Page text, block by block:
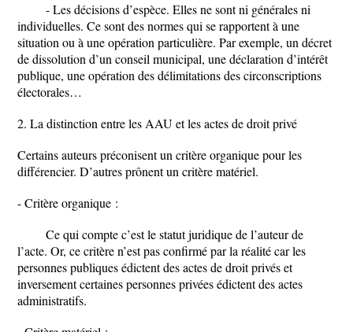
- Les décisions d’espèce. Elles ne sont ni générales ni
individuelles. Ce sont des normes qui se rapportent à une
situation ou à une opération particulière. Par exemple, un décret
de dissolution d’un conseil municipal, une déclaration d’intérêt
publique, une opération des délimitations des circonscriptions
électorales…
2. La distinction entre les AAU et les actes de droit privé
Certains auteurs préconisent un critère organique pour les
différencier. D’autres prônent un critère matériel.
- Critère organique :
Ce qui compte c’est le statut juridique de l’auteur de
l’acte. Or, ce critère n’est pas confirmé par la réalité car les
personnes publiques édictent des actes de droit privés et
inversement certaines personnes privées édictent des actes
administratifs.